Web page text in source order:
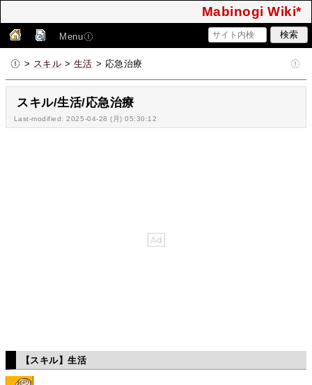
Mabinogi Wiki*
Menu
> スキル > 生活 > 応急治療
スキル/生活/応急治療
Last-modified: 2025-04-28 (月) 05:30:12
【スキル】生活